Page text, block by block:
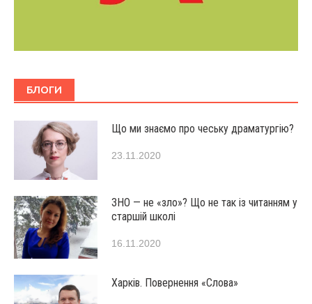
БЛОГИ
Що ми знаємо про чеську драматургію?
23.11.2020
ЗНО — не «зло»? Що не так із читанням у
старшій школі
16.11.2020
Харків. Повернення «Слова»